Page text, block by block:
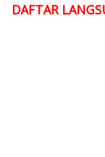
DAFTAR